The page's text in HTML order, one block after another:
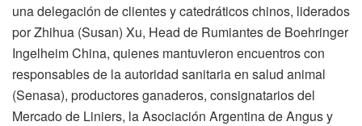
una delegación de clientes y catedráticos chinos, liderados
por Zhihua (Susan) Xu, Head de Rumiantes de Boehringer
Ingelheim China, quienes mantuvieron encuentros con
responsables de la autoridad sanitaria en salud animal
(Senasa), productores ganaderos, consignatarios del
Mercado de Liniers, la Asociación Argentina de Angus y